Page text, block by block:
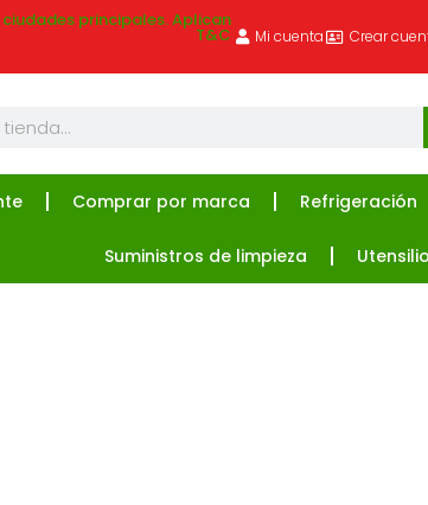
principales. Aplican
T&C Mi cuenta Crear
Comprar por marca Refrigeración
Suministros de limpieza